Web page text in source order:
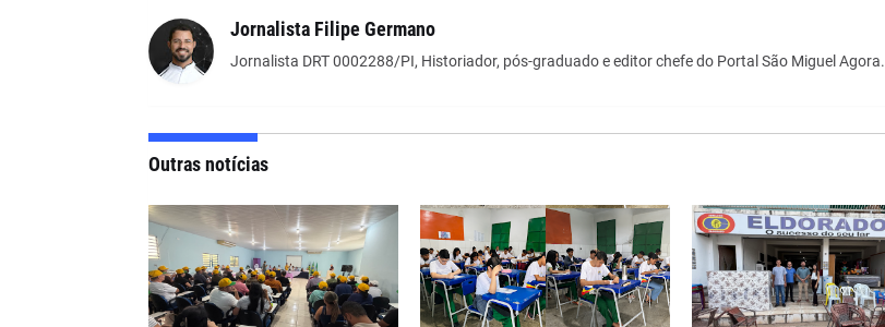
Jornalista Filipe Germano
Jornalista DRT 0002288/PI, Historiador, pós-graduado e editor chefe do Portal São Miguel Agora.
Outras notícias